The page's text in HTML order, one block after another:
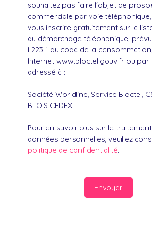
souhaitez pas faire l'objet de
commerciale par voie
vous inscrire gratuitement sur la
au démarchage téléphonique,
L223-1 du code de la
Internet www.bloctel.gouv.fr ou par
adressé à :
Société Worldline, Service Bloctel, CS
BLOIS CEDEX.
Pour en savoir plus sur le
données personnelles, veuillez
politique de confidentialité.
Envoyer